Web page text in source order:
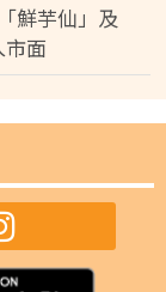
鮮芋仙」及
市面